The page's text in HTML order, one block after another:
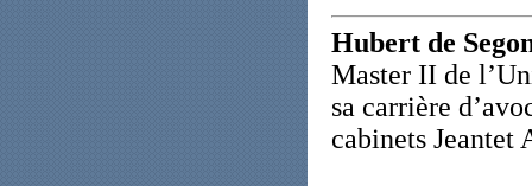
Hubert de
Master II de
sa carrière
cabinets Jeantet